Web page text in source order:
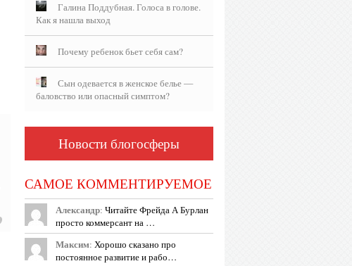
Галина Поддубная. Голоса в голове.
Как я нашла выход
Почему ребенок бьет себя сам?
Сын одевается в женское белье —
баловство или опасный симптом?
Новости блогосферы
САМОЕ КОММЕНТИРУЕМОЕ
Александр: Читайте Фрейда А Бурлан
просто коммерсант на …
Максим: Хорошо сказано про
постоянное развитие и рабо…